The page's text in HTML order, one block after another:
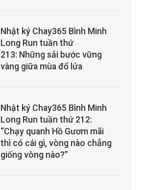
Nhật ký Chay365 Bình Minh
Long Run tuần thứ
213: Những sải bước vững
vàng giữa mùa đổ lửa
Nhật ký Chay365 Bình Minh
Long Run tuần thứ 212:
“Chạy quanh Hồ Gươm mãi
thì có cái gì, vòng nào chẳng
giống vòng nào?”